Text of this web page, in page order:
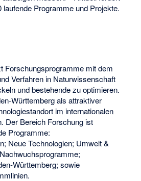
laufende Programme und Projekte.
Forschungsprogramme mit dem
Verfahren in Naturwissenschaft
und bestehende zu optimieren.
Württemberg als attraktiver
im internationalen
Der Bereich Forschung ist
Programme:
Neue Technologien; Umwelt &
Württemberg; sowie